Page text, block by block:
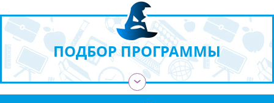
ПОДБОР ПРОГРАММЫ
›